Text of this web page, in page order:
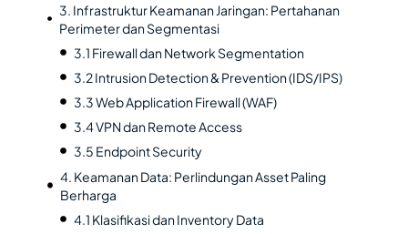
3. Infrastruktur Keamanan Jaringan: Pertahanan
Perimeter dan Segmentasi
3.1 Firewall dan Network Segmentation
3.2 Intrusion Detection & Prevention (IDS/IPS)
3.3 Web Application Firewall (WAF)
3.4 VPN dan Remote Access
3.5 Endpoint Security
4. Keamanan Data: Perlindungan Asset Paling
Berharga
4.1 Klasifikasi dan Inventory Data